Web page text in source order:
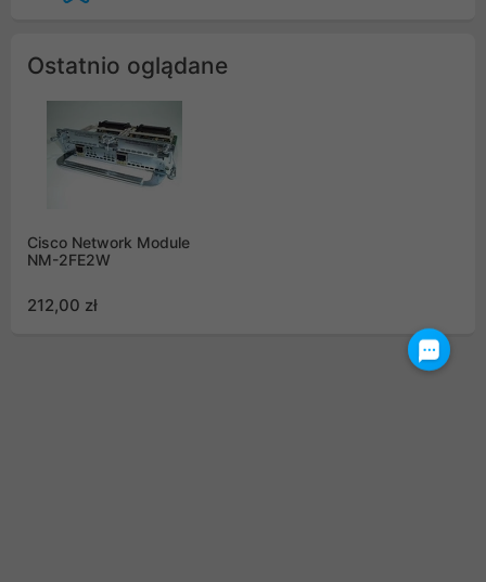
Ostatnio oglądane
Cisco Network Module
NM-2FE2W
212,00 zł